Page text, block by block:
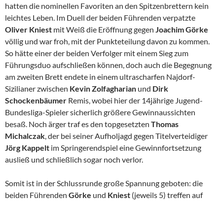
hatten die nominellen Favoriten an den Spitzenbrettern kein
leichtes Leben. Im Duell der beiden Führenden verpatzte
Oliver Kniest mit Weiß die Eröffnung gegen Joachim Görke
völlig und war froh, mit der Punkteteilung davon zu kommen.
So hätte einer der beiden Verfolger mit einem Sieg zum
Führungsduo aufschließen können, doch auch die Begegnung
am zweiten Brett endete in einem ultrascharfen Najdorf-
Sizilianer zwischen Kevin Zolfagharian und Dirk
Schockenbäumer Remis, wobei hier der 14jährige Jugend-
Bundesliga-Spieler sicherlich größere Gewinnaussichten
besaß. Noch ärger traf es den topgesetzten Thomas
Michalczak, der bei seiner Aufholjagd gegen Titelverteidiger
Jörg Kappelt im Springerendspiel eine Gewinnfortsetzung
ausließ und schließlich sogar noch verlor.
Somit ist in der Schlussrunde große Spannung geboten: die
beiden Führenden Görke und Kniest (jeweils 5) treffen auf